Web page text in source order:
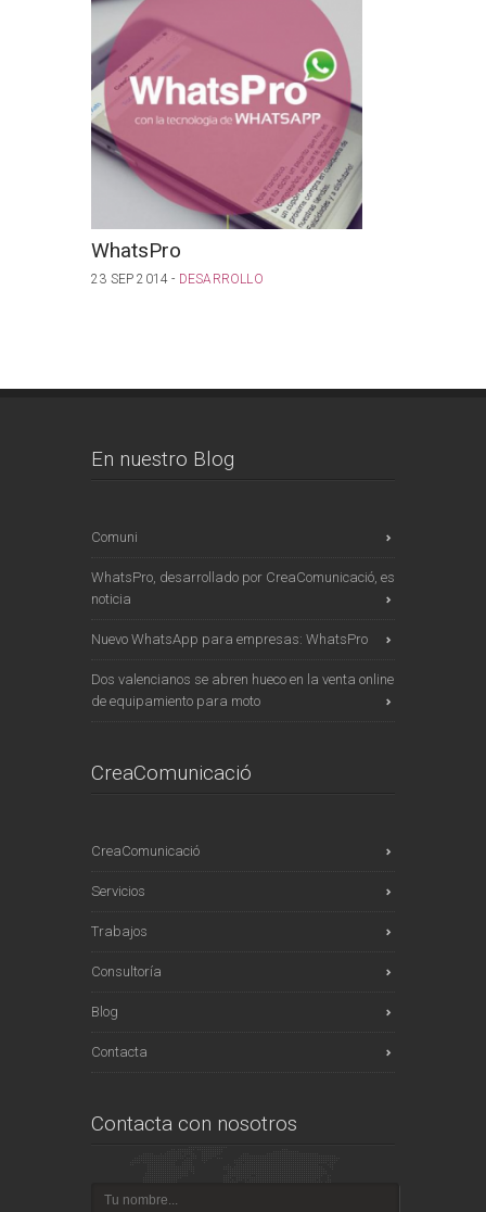
WhatsPro
23 SEP 2014 - DESARROLLO
En nuestro Blog
Comuni
WhatsPro, desarrollado por CreaComunicació, es
noticia
Nuevo WhatsApp para empresas: WhatsPro
Dos valencianos se abren hueco en la venta online
de equipamiento para moto
CreaComunicació
CreaComunicació
Servicios
Trabajos
Consultoría
Blog
Contacta
Contacta con nosotros